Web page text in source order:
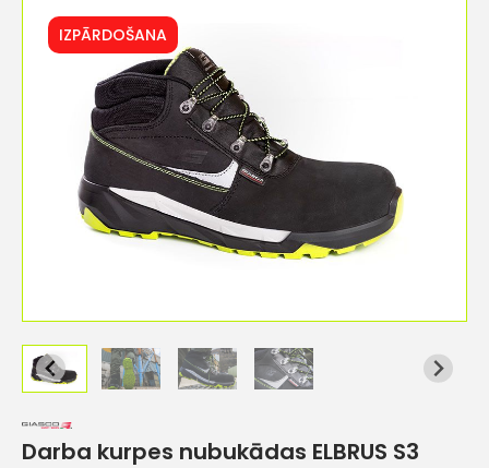
IZPĀRDOŠANA
Darba kurpes nubukādas ELBRUS S3